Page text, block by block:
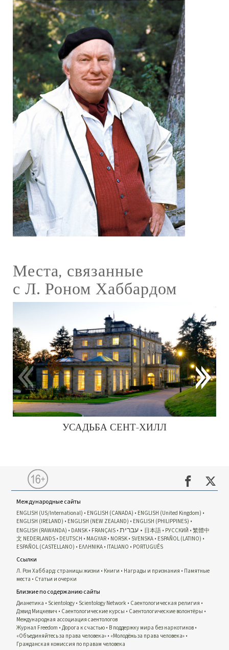
Места, связанные
с Л. Роном Хаббардом
УСАДЬБА СЕНТ-ХИЛЛ
Международные сайты
ENGLISH (US/International) ENGLISH (CANADA)
ENGLISH (United Kingdom)
ENGLISH (IRELAND)
ENGLISH (NEW ZEALAND)
ENGLISH (PHILIPPINES)
ENGLISH (RAWANDA)
DANSK FRANÇAIS עברית 日本語 РУССКИЙ
繁體中
文 NEDERLANDS DEUTSCH MAGYAR NORSK SVENSKA ESPAÑOL (LATINO)
ESPAÑOL (CASTELLANO)
ΕΛΛΗΝΙΚA ITALIANO PORTUGUÊS
Ссылки
Л. Рон Хаббард: страницы жизни Книги Награды и признания
Памятные
места
Статьи и очерки
Близкие по содержанию сайты
Дианетика Scientology Scientology Network Саентологическая религия
Дэвид Мицкевич
Саентологические курсы
Саентологические волонтёры
Международная ассоциация саентологов
Журнал Freedom
Дорога к счастью В поддержку мира без наркотиков
«Объединяйтесь за права человека» «Молодёжь за права человека»
Гражданская комиссия по правам человека